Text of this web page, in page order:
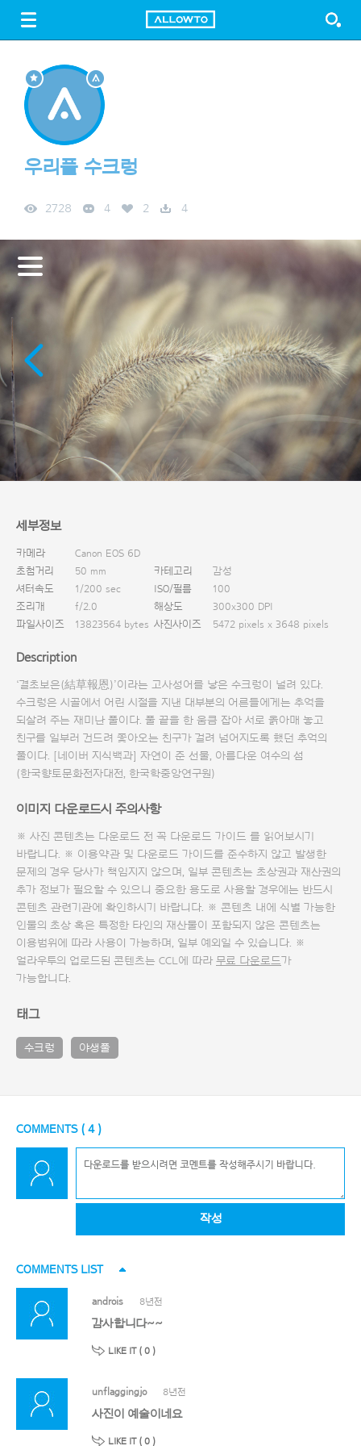
FREE DOWNLOAD
우리풀 수크렁
2728 4 2 4
세부정보
카메라
Canon EOS 6D
초첨거리
50 mm 카테고리
감성
셔터속도
1/200 sec ISO/필름
100
조리개
f/2.0 해상도
300x300 DPI
파일사이즈
13823564 bytes 사진사이즈 5472 pixels x 3648 pixels
Description
‘결초보은(結草報恩)’이라는 고사성어를 낳은 수크렁이 널려 있다.
수크렁은 시골에서 어린 시절을 지낸 대부분의 어른들에게는 추억을
되살려 주는 재미난 풀이다. 풀 끝을 한 움큼 잡아 서로 옭아매 놓고
친구를 일부러 건드려 쫓아오는 친구가 걸려 넘어지도록 했던 추억의
풀이다. [네이버 지식백과] 자연이 준 선물, 아름다운 여수의 섬
(한국향토문화전자대전, 한국학중앙연구원)
이미지 다운로드시 주의사항
※ 사진 콘텐츠는 다운로드 전 꼭 다운로드 가이드 를 읽어보시기
바랍니다. ※ 이용약관 및 다운로드 가이드를 준수하지 않고 발생한
문제의 경우 당사가 책임지지 않으며, 일부 콘텐츠는 초상권과 재산권의
추가 정보가 필요할 수 있으니 중요한 용도로 사용할 경우에는 반드시
콘텐츠 관련기관에 확인하시기 바랍니다. ※ 콘텐츠 내에 식별 가능한
인물의 초상 혹은 특정한 타인의 재산물이 포함되지 않은 콘텐츠는
이용범위에 따라 사용이 가능하며, 일부 예외일 수 있습니다. ※
얼라우투의 업로드된 콘텐츠는 CCL에 따라 무료 다운로드가
가능합니다.
태그
수크렁 야생풀
COMMENTS ( 4)
작성
COMMENTS LIST
androis 8년전
감사합니다~~
LIKE IT ( 0 )
unflaggingjo 8년전
사진이 예술이네요
LIKE IT ( 0 )